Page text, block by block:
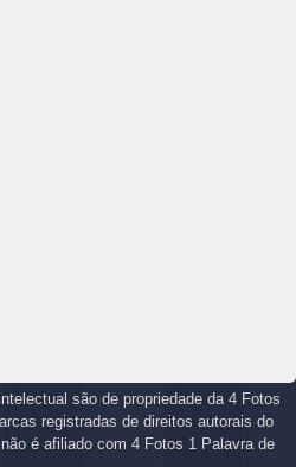
são de propriedade da 4 Fotos
registradas de direitos autorais do
é afiliado com 4 Fotos 1 Palavra de